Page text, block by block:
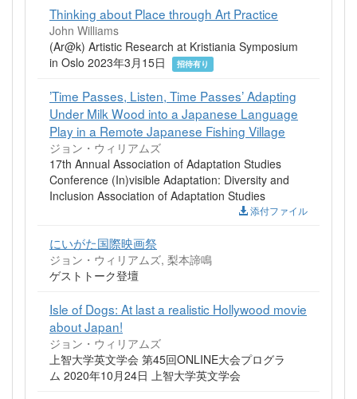
Thinking about Place through Art Practice
John Williams
(Ar@k) Artistic Research at Kristiania Symposium
in Oslo 2023年3月15日
招待有り
’Time Passes, Listen, Time Passes’ Adapting
Under Milk Wood into a Japanese Language
Play in a Remote Japanese Fishing Village
ジョン・ウィリアムズ
17th Annual Association of Adaptation Studies
Conference (In)visible Adaptation: Diversity and
Inclusion Association of Adaptation Studies
添付ファイル
にいがた国際映画祭
ジョン・ウィリアムズ, 梨本諦鳴
ゲストトーク登壇
Isle of Dogs: At last a realistic Hollywood movie
about Japan!
ジョン・ウィリアムズ
上智大学英文学会 第45回ONLINE大会プログラ
ム 2020年10月24日 上智大学英文学会